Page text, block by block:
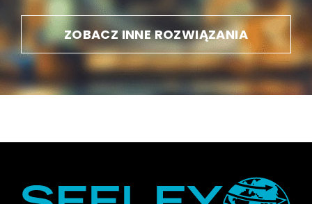
ZOBACZ INNE ROZWIĄZANIA